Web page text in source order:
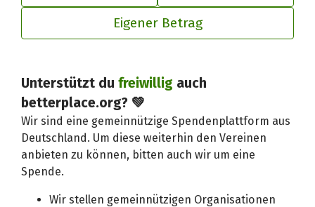
Eigener Betrag
Unterstützt dufreiwillig auch
betterplace.org? 💚
Wir sind eine gemeinnützige Spendenplattform aus
Deutschland. Um diese weiterhin den Vereinen
anbieten zu können, bitten auch wir um eine
Spende.
Wir stellen gemeinnützigen Organisationen
Deinen Beitrag an betterplace